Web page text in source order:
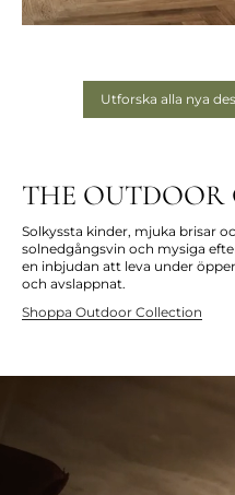
Utforska alla nya
THE OUTDOOR
Solkyssta kinder, mjuka brisar
solnedgångsvin och mysiga
en inbjudan att leva under
och avslappnat.
Shoppa Outdoor Collection